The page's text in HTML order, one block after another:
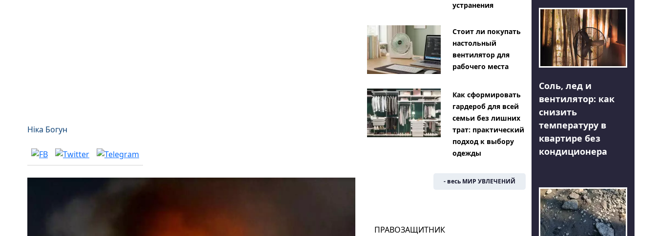
Ніка Богун
устранения
Стоит ли покупать
настольный
вентилятор для
рабочего места
Как сформировать
гардероб для всей
семьи без лишних
трат: практический
подход к выбору
одежды
- весь МИР УВЛЕЧЕНИЙ
ПРАВОЗАЩИТНИК
Соль, лед и
вентилятор: как
снизить
температуру в
квартире без
кондиционера